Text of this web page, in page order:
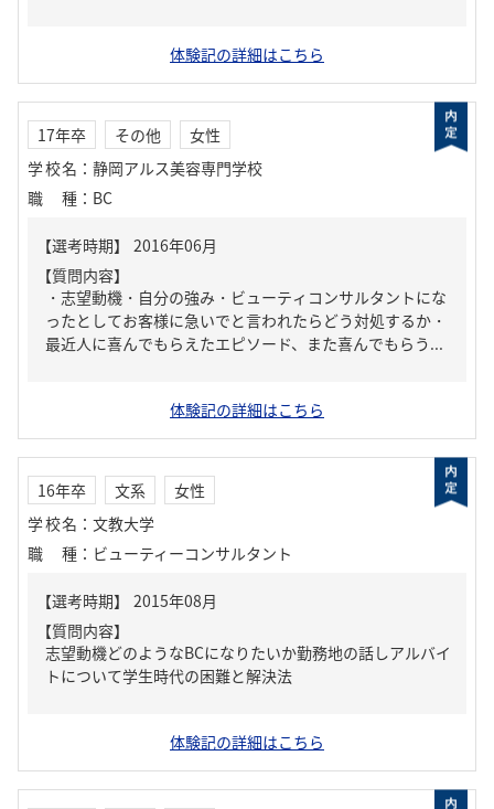
体験記の詳細はこちら
17年卒 その他
女性
学校名 ： 静岡アルス美容専門学校
職種 ： BC
【質問内容】
・志望動機・自分の強み・ビューティコンサルタントにな
ったとしてお客様に急いでと言われたらどう対処するか・
最近人に喜んでもらえたエピソード、また喜んでもらう...
体験記の詳細はこちら
16年卒 文系
女性
学校名 ： 文教大学
職種 ： ビューティーコンサルタント
【質問内容】
志望動機どのようなBCになりたいか勤務地の話しアルバイ
トについて学生時代の困難と解決法
体験記の詳細はこちら